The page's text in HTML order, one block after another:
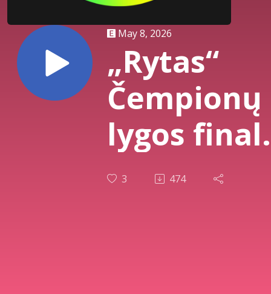
May 8, 2026
„Rytas“
Čempionų
lygos
įspūdingas
3 474